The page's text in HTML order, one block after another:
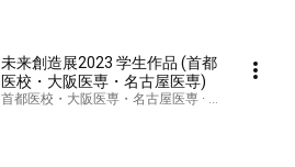
未来創造展2023 学生作品 (首都
医校・大阪医専・名古屋医専)
首都医校・大阪医専・名古屋医専 · Playlist